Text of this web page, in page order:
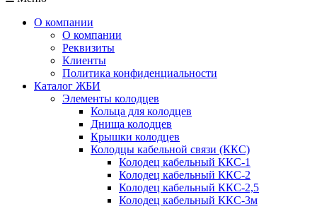
О компании
О компании
Реквизиты
Клиенты
Политика конфиденциальности
Каталог ЖБИ
Элементы колодцев
Кольца для колодцев
Днища колодцев
Крышки колодцев
Колодцы кабельной связи (ККС)
Колодец кабельный ККС-1
Колодец кабельный ККС-2
Колодец кабельный ККС-2,5
Колодец кабельный ККС-3м